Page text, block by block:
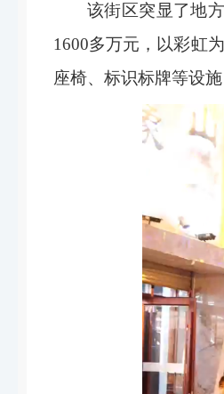
该街区突显了地
1600多万元，以彩虹
座椅、标识标牌等设